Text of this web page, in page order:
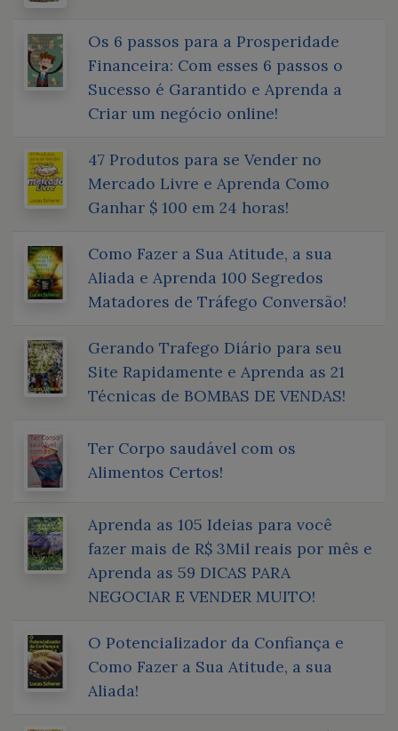
Os 6 passos para a Prosperidade
Financeira: Com esses 6 passos o
Sucesso é Garantido e Aprenda a
Criar um negócio online!
47 Produtos para se Vender no
Mercado Livre e Aprenda Como
Ganhar $ 100 em 24 horas!
Como Fazer a Sua Atitude, a sua
Aliada e Aprenda 100 Segredos
Matadores de Tráfego Conversão!
Gerando Trafego Diário para seu
Site Rapidamente e Aprenda as 21
Técnicas de BOMBAS DE VENDAS!
Ter Corpo saudável com os
Alimentos Certos!
Aprenda as 105 Ideias para você
fazer mais de R$ 3Mil reais por mês e
Aprenda as 59 DICAS PARA
NEGOCIAR E VENDER MUITO!
O Potencializador da Confiança e
Como Fazer a Sua Atitude, a sua
Aliada!